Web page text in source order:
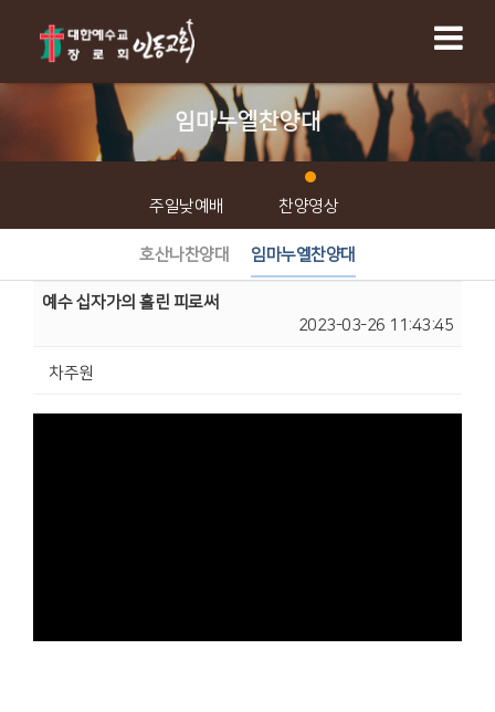
임마누엘찬양대
주일낮예배 찬양영상
호산나찬양대 임마누엘찬양대
예수 십자가의 흘린 피로써
2023-03-26 11:43:45
차주원